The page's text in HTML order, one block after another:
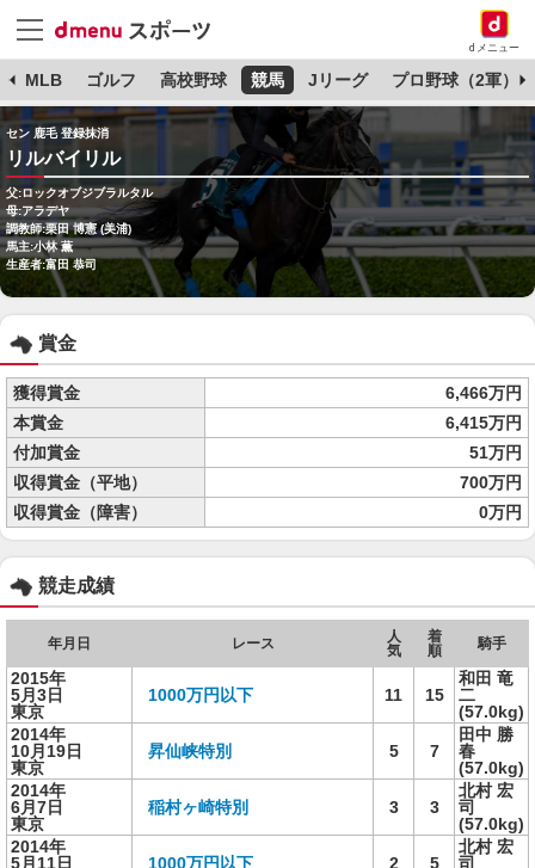
dメニュー
MLB ゴルフ 高校野球 競馬 Jリーグ プロ野球（2軍）
セン 鹿毛 登録抹消
リルバイリル
父:ロックオブジブラルタル
母:アラデヤ
調教師:栗田 博憲 (美浦)
馬主:小林 薫
生産者:富田 恭司
賞金
獲得賞金
6,466万円
本賞金
6,415万円
付加賞金
51万円
収得賞金（平地）
700万円
収得賞金（障害）
0万円
競走成績
年月日 レース
人
気
着
順
騎手
2015年
5月3日
東京
1000万円以下 11 15
和田 竜
二
(57.0kg)
2014年
10月19日
東京
昇仙峡特別 5 7
田中 勝
春
(57.0kg)
2014年
6月7日
東京
稲村ヶ崎特別 3 3
北村 宏
司
(57.0kg)
2014年
5月11日
1000万円以下 2 5
北村 宏
司